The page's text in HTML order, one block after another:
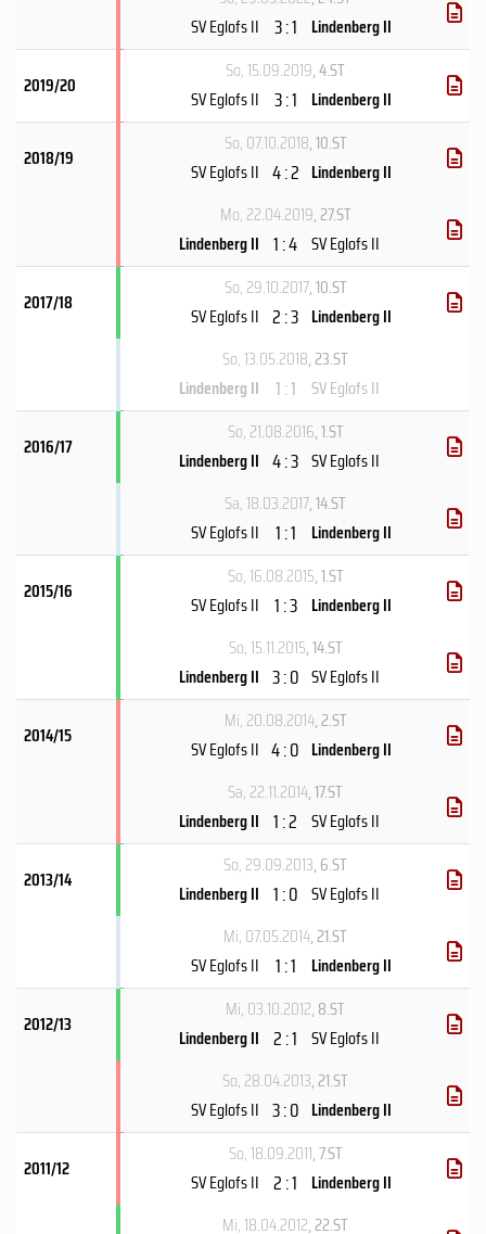
SV Eglofs II 3 : 1 Lindenberg II
2019/20
So, 15.09.2019, 4.ST
SV Eglofs II 3 : 1 Lindenberg II
2018/19
So, 07.10.2018, 10.ST
SV Eglofs II 4 : 2 Lindenberg II
Mo, 22.04.2019, 27.ST
Lindenberg II 1 : 4 SV Eglofs II
2017/18
So, 29.10.2017, 10.ST
SV Eglofs II 2 : 3 Lindenberg II
So, 13.05.2018, 23.ST
Lindenberg II
1 : 1 SV Eglofs II
2016/17
So, 21.08.2016, 1.ST
Lindenberg II 4 : 3 SV Eglofs II
Sa, 18.03.2017, 14.ST
SV Eglofs II
1 : 1 Lindenberg II
2015/16
So, 16.08.2015, 1.ST
SV Eglofs II 1 : 3 Lindenberg II
So, 15.11.2015, 14.ST
Lindenberg II 3 : 0 SV Eglofs II
2014/15
Mi, 20.08.2014, 2.ST
SV Eglofs II 4 : 0 Lindenberg II
Sa, 22.11.2014, 17.ST
Lindenberg II 1 : 2 SV Eglofs II
2013/14
So, 29.09.2013, 6.ST
Lindenberg II 1 : 0 SV Eglofs II
Mi, 07.05.2014, 21.ST
SV Eglofs II
1 : 1 Lindenberg II
2012/13
Mi, 03.10.2012, 8.ST
Lindenberg II 2 : 1 SV Eglofs II
So, 28.04.2013, 21.ST
SV Eglofs II 3 : 0 Lindenberg II
2011/12
So, 18.09.2011, 7.ST
SV Eglofs II 2 : 1 Lindenberg II
Mi, 18.04.2012, 22.ST